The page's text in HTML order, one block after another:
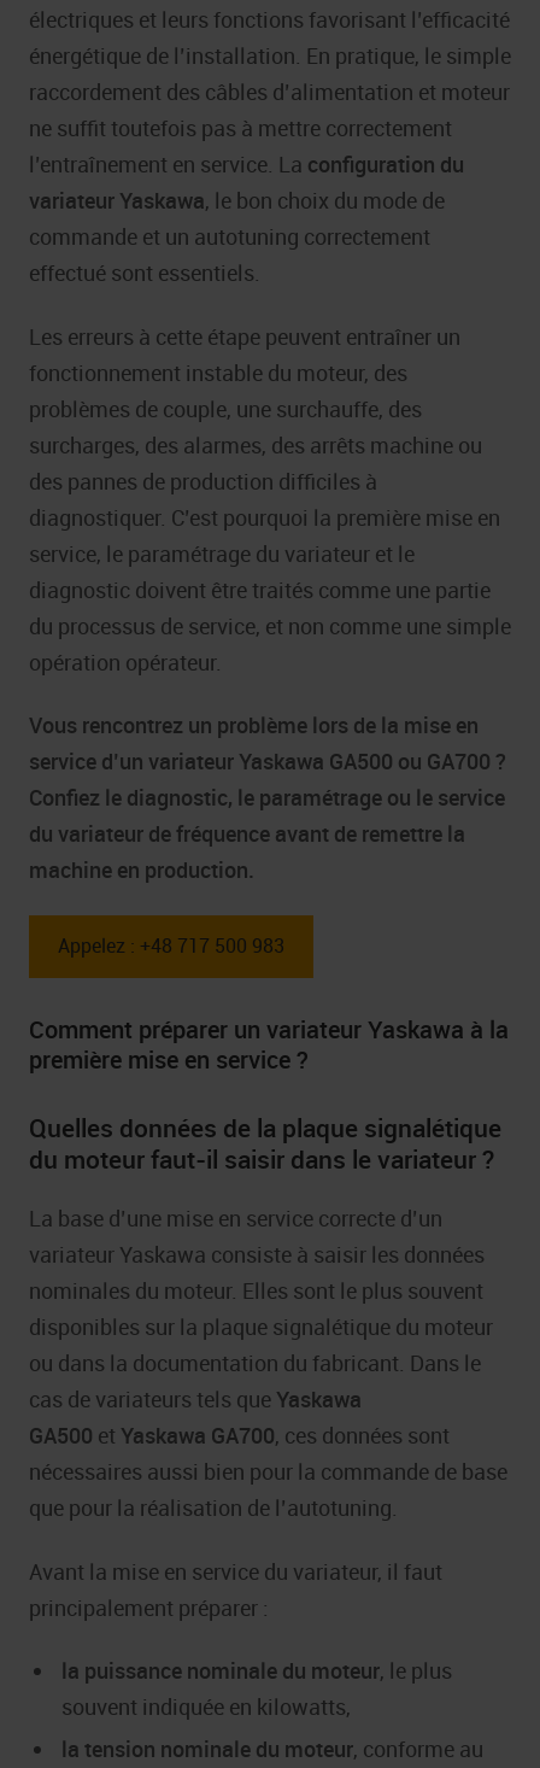
électriques et leurs fonctions favorisant l’efficacité
énergétique de l’installation. En pratique, le simple
raccordement des câbles d’alimentation et moteur
ne suffit toutefois pas à mettre correctement
l’entraînement en service. La configuration du
variateur Yaskawa, le bon choix du mode de
commande et un autotuning correctement
effectué sont essentiels.
Les erreurs à cette étape peuvent entraîner un
fonctionnement instable du moteur, des
problèmes de couple, une surchauffe, des
surcharges, des alarmes, des arrêts machine ou
des pannes de production difficiles à
diagnostiquer. C’est pourquoi la première mise en
service, le paramétrage du variateur et le
diagnostic doivent être traités comme une partie
du processus de service, et non comme une simple
opération opérateur.
Vous rencontrez un problème lors de la mise en
service d’un variateur Yaskawa GA500 ou GA700 ?
Confiez le diagnostic, le paramétrage ou le service
du variateur de fréquence avant de remettre la
machine en production.
Appelez : +48 717 500 983
Comment préparer un variateur Yaskawa à la
première mise en service ?
Quelles données de la plaque signalétique
du moteur faut-il saisir dans le variateur ?
La base d’une mise en service correcte d’un
variateur Yaskawa consiste à saisir les données
nominales du moteur. Elles sont le plus souvent
disponibles sur la plaque signalétique du moteur
ou dans la documentation du fabricant. Dans le
cas de variateurs tels que Yaskawa
GA500 et Yaskawa GA700, ces données sont
nécessaires aussi bien pour la commande de base
que pour la réalisation de l’autotuning.
Avant la mise en service du variateur, il faut
principalement préparer :
la puissance nominale du moteur, le plus
souvent indiquée en kilowatts,
la tension nominale du moteur, conforme au